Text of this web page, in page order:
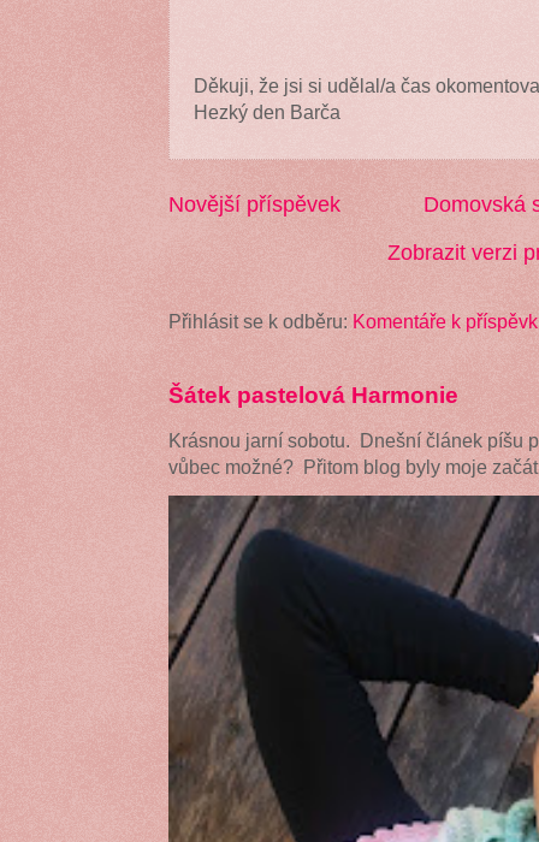
Děkuji, že jsi si udělal/a čas
Hezký den Barča
Novější příspěvek
Domovská
Zobrazit verzi
Přihlásit se k odběru: Komentáře k
Šátek pastelová Harmonie
Krásnou jarní sobotu. Dnešní článek píšu
vůbec možné? Přitom blog byly moje